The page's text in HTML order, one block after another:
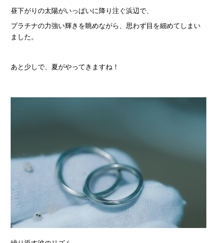
昼下がりの太陽がいっぱいに降り注ぐ浜辺で、
プラチナの力強い輝きを眺めながら、思わず目を細めてしまい
ました。
あと少しで、夏がやってきますね！